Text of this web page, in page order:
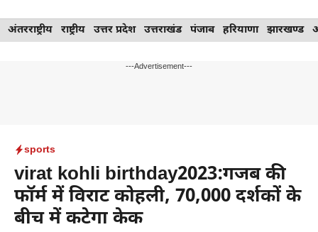
Skip
to
अंतरराष्ट्रीय राष्ट्रीय उत्तर प्रदेश उत्तराखंड पंजाब हरियाणा झारखण्ड
---Advertisement---
sports
virat kohli birthday2023:गजब की
फॉर्म में विराट कोहली, 70,000 दर्शकों के
बीच में कटेगा केक